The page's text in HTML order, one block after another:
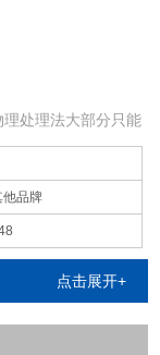
处理法大部分只能
一般可去除30%左
处理。
(BOD，COD物
放标准。
他品牌
点击展开+